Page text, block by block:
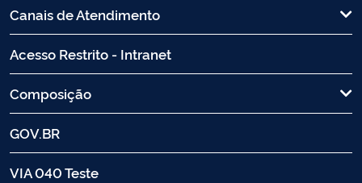
Canais de Atendimento
Acesso Restrito - Intranet
Composição
GOV.BR
VIA 040 Teste